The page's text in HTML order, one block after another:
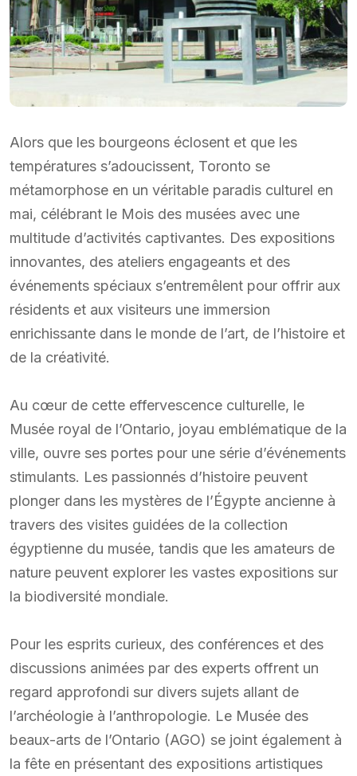
Alors que les bourgeons éclosent et que les
températures s’adoucissent, Toronto se
métamorphose en un véritable paradis culturel en
mai, célébrant le Mois des musées avec une
multitude d’activités captivantes. Des expositions
innovantes, des ateliers engageants et des
événements spéciaux s’entremêlent pour offrir aux
résidents et aux visiteurs une immersion
enrichissante dans le monde de l’art, de l’histoire et
de la créativité.
Au cœur de cette effervescence culturelle, le
Musée royal de l’Ontario, joyau emblématique de la
ville, ouvre ses portes pour une série d’événements
stimulants. Les passionnés d’histoire peuvent
plonger dans les mystères de l’Égypte ancienne à
travers des visites guidées de la collection
égyptienne du musée, tandis que les amateurs de
nature peuvent explorer les vastes expositions sur
la biodiversité mondiale.
Pour les esprits curieux, des conférences et des
discussions animées par des experts offrent un
regard approfondi sur divers sujets allant de
l’archéologie à l’anthropologie. Le Musée des
beaux-arts de l’Ontario (AGO) se joint également à
la fête en présentant des expositions artistiques